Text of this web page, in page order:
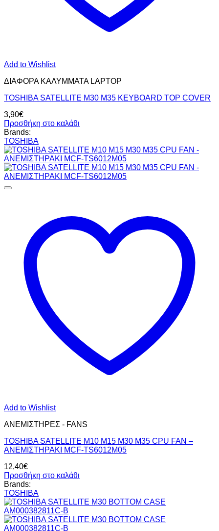
Add to Wishlist
ΔΙΑΦΟΡΑ ΚΑΛΥΜΜΑΤΑ LAPTOP
TOSHIBA SATELLITE M30 M35 KEYBOARD TOP COVER
3,90€
Προσθήκη στο καλάθι
Brands:
TOSHIBA
Add to Wishlist
ΑΝΕΜΙΣΤΗΡΕΣ - FANS
TOSHIBA SATELLITE M10 M15 M30 M35 CPU FAN –
ΑΝΕΜΙΣΤΗΡΑΚΙ MCF-TS6012M05
12,40€
Προσθήκη στο καλάθι
Brands:
TOSHIBA